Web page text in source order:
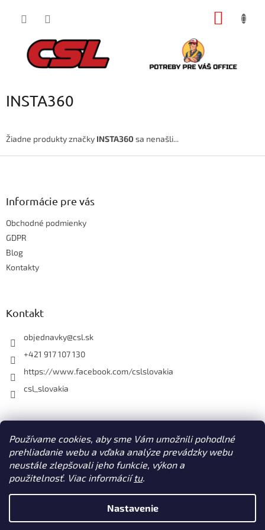
Používame cookies, aby sme Vám umožnili pohodlné
prehliadanie webu a vďaka analýze prevádzky webu
neustále zlepšovali jeho funkcie, výkon a
použitelnosť. Viac informáciítu.
Nastavenie
INSTA360
Žiadne produkty značky INSTA360 sa nenašli...
Z
Informácie pre vás
Obchodné podmienky
GDPR
Blog
Kontakty
Kontakt
objednavky@csl.sk
+421 917 107 130
https://www.facebook.com/cslslovakia
csl_slovakia
Facebook